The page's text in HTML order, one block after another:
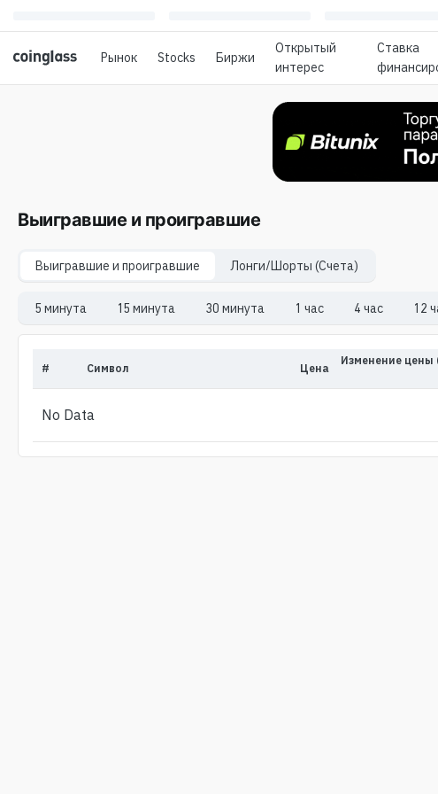
Рынок Stocks Биржи
Oткрытый
интерес
Ставка
Выигравшие и проигравшие
Выигравшие и проигравшие Лонги/Шорты (Счета)
5 минута 15 минута 30 минута 1 час 4 час 12
# Символ Цена
Изменение цены
No Data